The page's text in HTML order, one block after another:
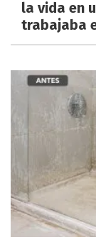
la vida en
trabajaba